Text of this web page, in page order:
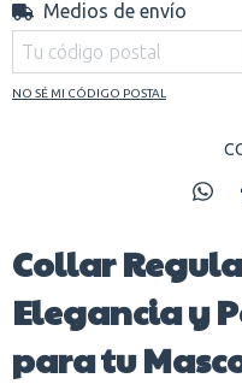
Entregas para el CP:
Medios de envío
NO SÉ MI CÓDIGO POSTAL
Collar
Elegancia y
para tu